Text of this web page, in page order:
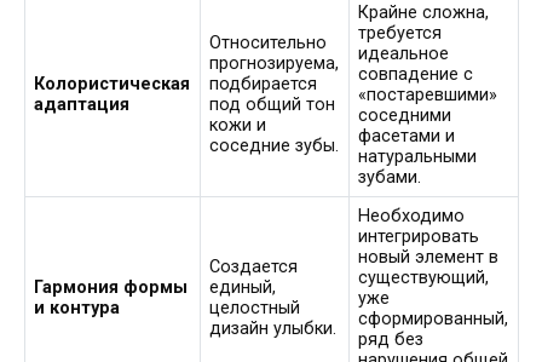
Колористическая
адаптация
Относительно
прогнозируема,
подбирается
под общий тон
кожи и
соседние зубы.
Крайне сложна,
требуется
идеальное
совпадение с
«постаревшими»
соседними
фасетами и
натуральными
зубами.
Гармония формы
и контура
Создается
единый,
целостный
дизайн улыбки.
Необходимо
интегрировать
новый элемент в
существующий,
уже
сформированный,
ряд без